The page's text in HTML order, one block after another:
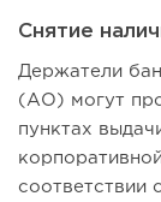
Снятие
Держатели
(АО) могут
пунктах
соответствии